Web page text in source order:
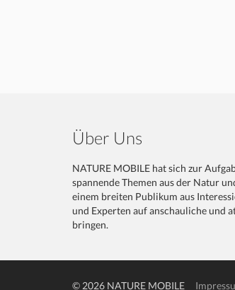
Über Uns
NATURE MOBILE hat sich zur
spannende Themen aus der Natur
einem breiten Publikum aus
und Experten auf anschauliche und
bringen.
© 2026 NATURE MOBILE